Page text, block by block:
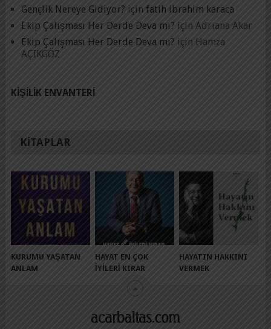
Gençlik Nereye Gidiyor? için fatih ibrahim karaca
Ekip Çalışması Her Derde Deva mı? için Adrıana Akar
Ekip Çalışması Her Derde Deva mı? için Hamza
AÇIKGÖZ
KIŞILIK ENVANTERI
KITAPLAR
KURUMU YAŞATAN
ANLAM
HAYAT EN ÇOK
İYILERI KIRAR
HAYATIN HAKKINI
VERMEK